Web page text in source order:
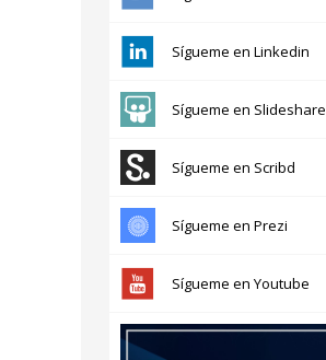
Sígueme en Linkedin
Sígueme en Slideshare
Sígueme en Scribd
Sígueme en Prezi
Sígueme en Youtube